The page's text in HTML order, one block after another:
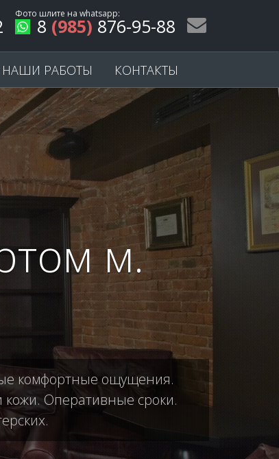
Фото шлите на whatsapp:
8 (985) 876-95-88
НАШИ РАБОТЫ КОНТАКТЫ
м.
комфортные ощущения.
кожи. Оперативные сроки.